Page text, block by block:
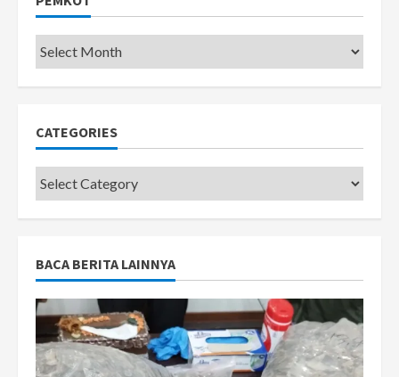
Pemkot
CATEGORIES
Categories
BACA BERITA LAINNYA